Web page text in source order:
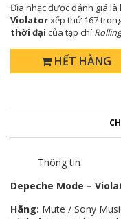
Đĩa nhạc được đánh giá là
Violatorxếp thứ 167
thời đại của tạp chí
HẾT HÀNG
Thông tin
Depeche Mode ‎–
Hãng: Mute ‎/ Sony